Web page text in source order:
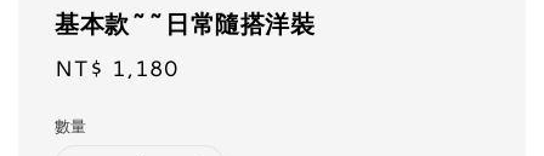
基本款~~日常隨搭洋裝
Regular
NT$ 1,180
數量